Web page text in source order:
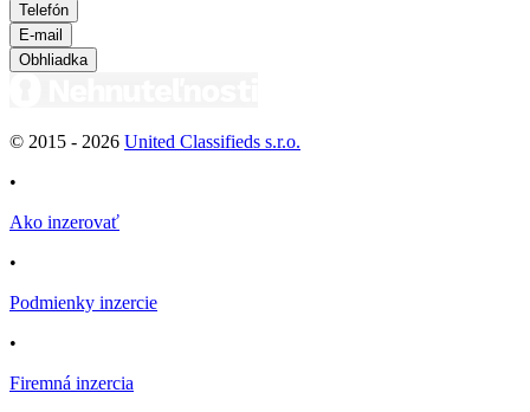
Telefón
E-mail
Obhliadka
© 2015 - 2026 United Classifieds s.r.o.
•
Ako inzerovať
•
Podmienky inzercie
•
Firemná inzercia